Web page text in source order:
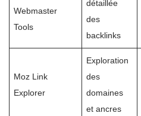
Webmaster
Tools
détaillée
des
backlinks
Moz Link
Explorer
Exploration
des
domaines
et ancres